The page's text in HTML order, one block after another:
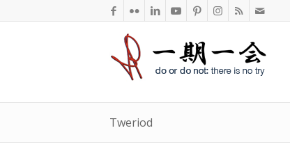
Tweriod